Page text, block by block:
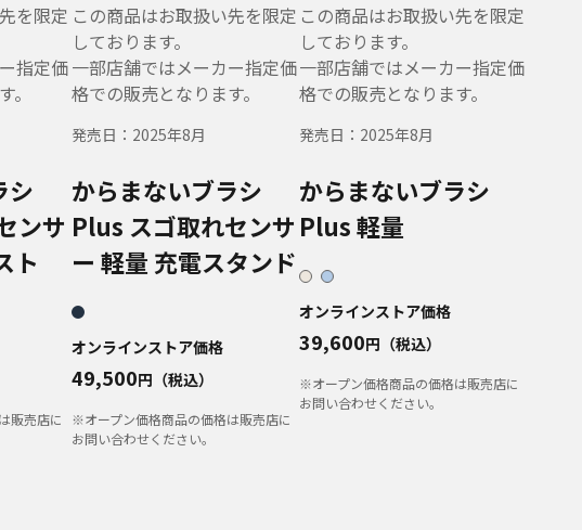
を限定
指定価
シ
ンサ
ト
販売店に
この商品はお取扱い先を限定
しております。
一部店舗ではメーカー指定価
格での販売となります。
発売日： 2025年8月
からまないブラシ
Plus スゴ取れセンサ
ー 軽量 充電スタンド
オンラインストア価格
49,500円（税込）
※オープン価格商品の価格は販売店に
お問い合わせください。
この商品はお取扱い先を限定
しております。
一部店舗ではメーカー指定価
格での販売となります。
発売日： 2025年8月
からまないブラシ
Plus軽量
オンラインストア価格
39,600円（税込）
※オープン価格商品の価格は販売店に
お問い合わせください。